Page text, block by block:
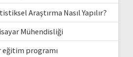
Araştırma Nasıl Yapılır?
Mühendisliği
eğitim programı